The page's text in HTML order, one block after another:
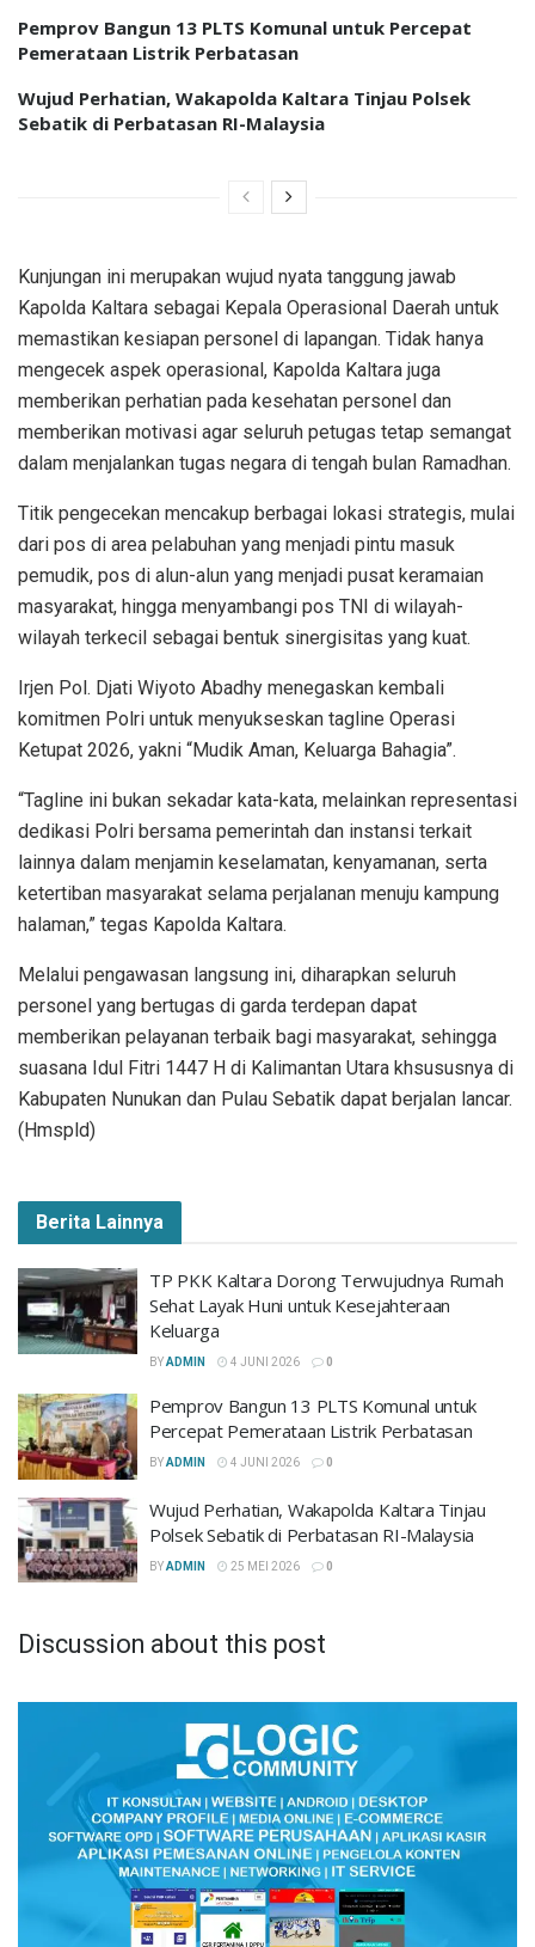
Pemprov Bangun 13 PLTS Komunal untuk Percepat
Pemerataan Listrik Perbatasan
Wujud Perhatian, Wakapolda Kaltara Tinjau Polsek
Sebatik di Perbatasan RI-Malaysia
Kunjungan ini merupakan wujud nyata tanggung jawab
Kapolda Kaltara sebagai Kepala Operasional Daerah untuk
memastikan kesiapan personel di lapangan. Tidak hanya
mengecek aspek operasional, Kapolda Kaltara juga
memberikan perhatian pada kesehatan personel dan
memberikan motivasi agar seluruh petugas tetap semangat
dalam menjalankan tugas negara di tengah bulan Ramadhan.
​Titik pengecekan mencakup berbagai lokasi strategis, mulai
dari pos di area pelabuhan yang menjadi pintu masuk
pemudik, pos di alun-alun yang menjadi pusat keramaian
masyarakat, hingga menyambangi pos TNI di wilayah-
wilayah terkecil sebagai bentuk sinergisitas yang kuat.
Irjen Pol. Djati Wiyoto Abadhy menegaskan kembali
komitmen Polri untuk menyukseskan tagline Operasi
Ketupat 2026, yakni “Mudik Aman, Keluarga Bahagia”.
“Tagline ini bukan sekadar kata-kata, melainkan representasi
dedikasi Polri bersama pemerintah dan instansi terkait
lainnya dalam menjamin keselamatan, kenyamanan, serta
ketertiban masyarakat selama perjalanan menuju kampung
halaman,” tegas Kapolda Kaltara.
Melalui pengawasan langsung ini, diharapkan seluruh
personel yang bertugas di garda terdepan dapat
memberikan pelayanan terbaik bagi masyarakat, sehingga
suasana Idul Fitri 1447 H di Kalimantan Utara khsususnya di
Kabupaten Nunukan dan Pulau Sebatik dapat berjalan lancar.
(Hmspld)
Berita Lainnya
TP PKK Kaltara Dorong Terwujudnya Rumah
Sehat Layak Huni untuk Kesejahteraan
Keluarga
BYADMIN 4 JUNI 2026 0
Pemprov Bangun 13 PLTS Komunal untuk
Percepat Pemerataan Listrik Perbatasan
BYADMIN 4 JUNI 2026 0
Wujud Perhatian, Wakapolda Kaltara Tinjau
Polsek Sebatik di Perbatasan RI-Malaysia
BYADMIN 25 MEI 2026 0
Discussion about this post